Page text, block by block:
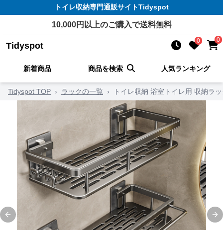
トイレ収納専門通販サイトTidyspot
10,000円以上のご購入で送料無料
Tidyspot 0 0
新着商品 商品を検索 人気ランキング
Tidyspot TOP › ラックの一覧 › トイレ収納 浴室トイレ用 収納ラ
Previous slide